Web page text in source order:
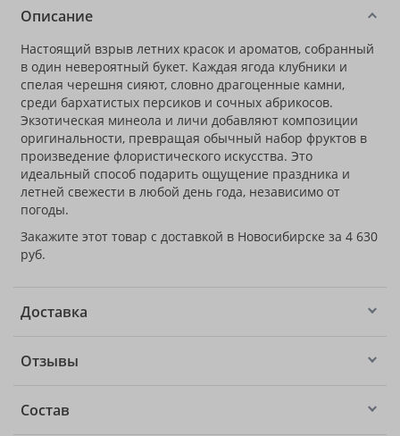
Описание
Настоящий взрыв летних красок и ароматов, собранный
в один невероятный букет. Каждая ягода клубники и
спелая черешня сияют, словно драгоценные камни,
среди бархатистых персиков и сочных абрикосов.
Экзотическая минеола и личи добавляют композиции
оригинальности, превращая обычный набор фруктов в
произведение флористического искусства. Это
идеальный способ подарить ощущение праздника и
летней свежести в любой день года, независимо от
погоды.
Закажите этот товар с доставкой в Новосибирске за 4 630
руб.
Доставка
Отзывы
Состав